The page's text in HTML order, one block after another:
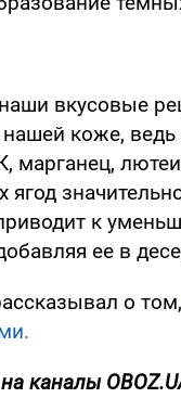
вкусовые
коже,
марганец,
ягод
к
ее в
о том,
каналы